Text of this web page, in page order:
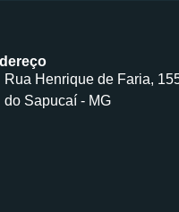
Rua Henrique de Faria,
do Sapucaí - MG